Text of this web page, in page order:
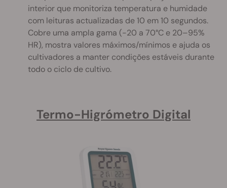
interior que monitoriza temperatura e humidade
com leituras actualizadas de 10 em 10 segundos.
Cobre uma ampla gama (-20 a 70°C e 20–95%
HR), mostra valores máximos/mínimos e ajuda os
cultivadores a manter condições estáveis durante
todo o ciclo de cultivo.
Termo-Higrómetro Digital